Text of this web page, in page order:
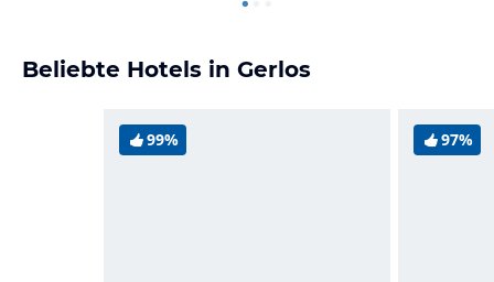
Beliebte Hotels in Gerlos
99% 97%